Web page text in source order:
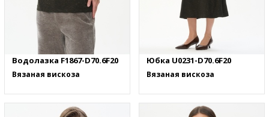
Водолазка F1867-D70.6F20
Вязаная вискоза
Юбка U0231-D70.6F20
Вязаная вискоза